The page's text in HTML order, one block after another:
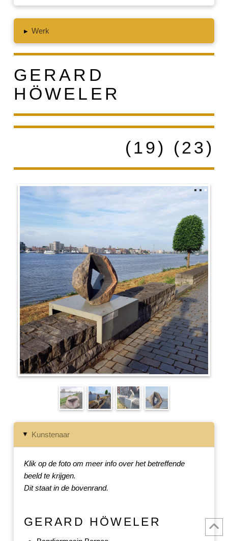
▸ Werk
GERARD
HÖWELER
(19) (23)
▸ Kunstenaar
Klik op de foto om meer info over het betreffende
beeld te krijgen.
Dit staat in de bovenrand.
GERARD HÖWELER